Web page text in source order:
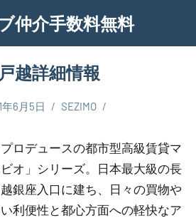
仲介手数料無料
越詳細情報
年6月5日 SEZIMO
ロデュースの都市型高級賃貸マ
オ」シリーズ。日本最大級の長
銀座入口に建ち、日々の買物や
利便性と都心方面への軽快なア